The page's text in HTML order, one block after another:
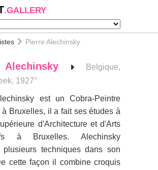
.GALLERY
Pierre Alechinsky
Alechinsky
Belgique,
1927°
est un Cobra-Peintre
à Bruxelles, il a fait ses études à
d'Architecture et d'Arts
à Bruxelles. Alechinsky
plusieurs techniques dans son
cette façon il combine croquis